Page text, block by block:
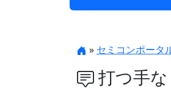
» セミコンポータ
打つ手